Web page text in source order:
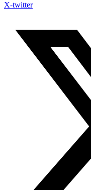
X-twitter